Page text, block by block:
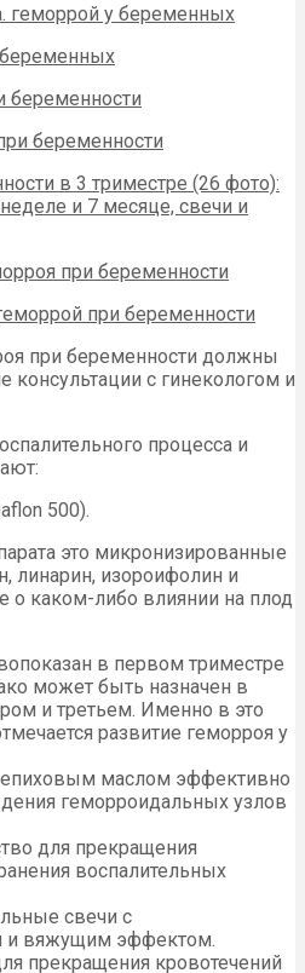
при беременности должны
консультации с гинекологом и
процесса и
500).
это микронизированные
линарин, изороифолин и
о каком-либо влиянии на плод
в первом триместре
может быть назначен в
и третьем. Именно в это
развитие геморроя у
маслом эффективно
геморроидальных узлов
для прекращения
воспалительных
свечи с
вяжущим эффектом.
прекращения кровотечений